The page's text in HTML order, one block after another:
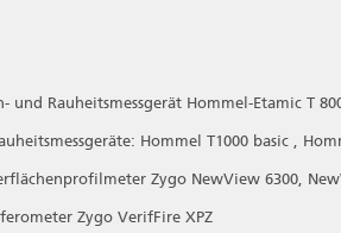
und Rauheitsmessgerät Hommel-Etamic T
Hommel T1000 basic ,
Zygo NewView 6300,
Zygo VerifFire XPZ